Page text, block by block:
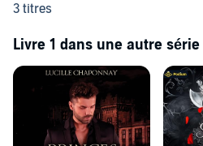
3 titres
Livre 1 dans une autre série